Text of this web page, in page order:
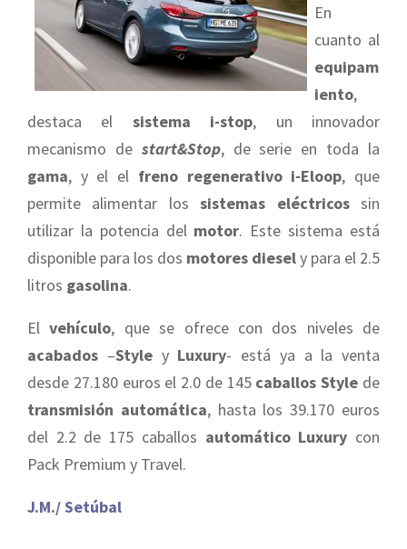
En
cuanto al
equipam
iento,
destaca el sistema i-stop, un innovador
mecanismo de start&Stop, de serie en toda la
gama, y el el freno regenerativo i-Eloop, que
permite alimentar lossistemas eléctricossin
utilizar la potencia del motor. Este sistema está
disponible para los dos motores diesely para el 2.5
litros gasolina.
Elvehículo, que se ofrece con dos niveles de
acabados –Styley Luxury- está ya a la venta
desde 27.180 euros el 2.0 de 145 caballos Style de
transmisión automática, hasta los 39.170 euros
del 2.2 de 175 caballos automático Luxury con
Pack Premium y Travel.
J.M./ Setúbal